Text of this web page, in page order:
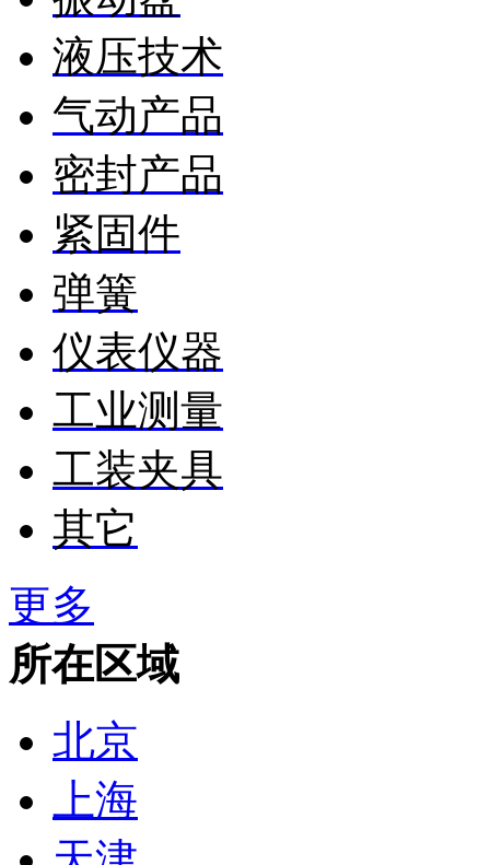
液压技术
气动产品
密封产品
紧固件
弹簧
仪表仪器
工业测量
工装夹具
其它
更多
所在区域
北京
上海